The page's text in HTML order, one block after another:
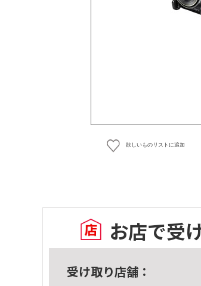
欲しいものリストに追加
お店で受
受け取り店舗：